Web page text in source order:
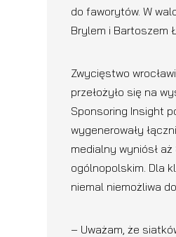
do faworytów. W
Brylem i Bartoszem
Zwycięstwo
przełożyło się na
Sponsoring Insight
wygenerowały
medialny wyniósł aż
ogólnopolskim. Dla
niemal niemożliwa
– Uważam, że